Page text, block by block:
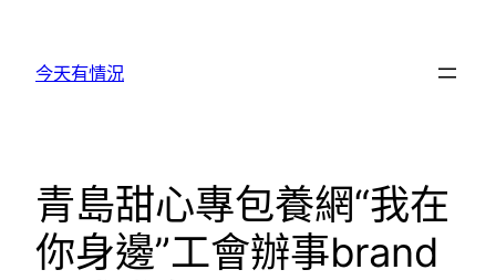
今天有情況
青島甜心專包養網“我在
你身邊”工會辦事brand